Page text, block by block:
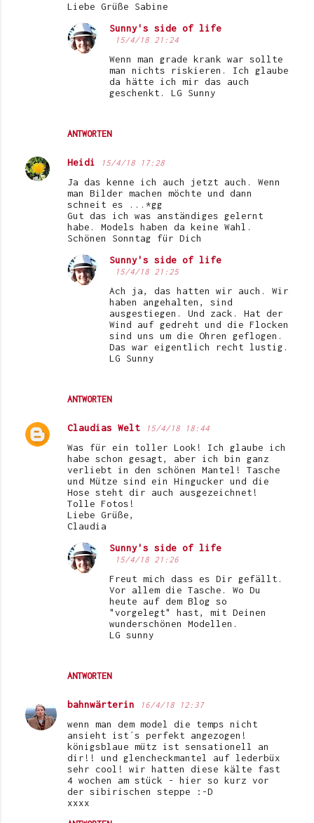
Liebe Grüße Sabine
ANTWORTEN
Sunny's side of life
15/4/18 21:24
Wenn man grade krank war sollte
man nichts riskieren. Ich glaube
da hätte ich mir das auch
geschenkt. LG Sunny
Heidi 15/4/18 17:28
Ja das kenne ich auch jetzt auch. Wenn
man Bilder machen möchte und dann
schneit es ...*gg
Gut das ich was anständiges gelernt
habe. Models haben da keine Wahl.
Schönen Sonntag für Dich
ANTWORTEN
Sunny's side of life
15/4/18 21:25
Ach ja, das hatten wir auch. Wir
haben angehalten, sind
ausgestiegen. Und zack. Hat der
Wind auf gedreht und die Flocken
sind uns um die Ohren geflogen.
Das war eigentlich recht lustig.
LG Sunny
Claudias Welt 15/4/18 18:44
Was für ein toller Look! Ich glaube ich
habe schon gesagt, aber ich bin ganz
verliebt in den schönen Mantel! Tasche
und Mütze sind ein Hingucker und die
Hose steht dir auch ausgezeichnet!
Tolle Fotos!
Liebe Grüße,
Claudia
ANTWORTEN
Sunny's side of life
15/4/18 21:26
Freut mich dass es Dir gefällt.
Vor allem die Tasche. Wo Du
heute auf dem Blog so
"vorgelegt" hast, mit Deinen
wunderschönen Modellen.
LG sunny
bahnwärterin 16/4/18 12:37
wenn man dem model die temps nicht
ansieht ist´s perfekt angezogen!
königsblaue mütz ist sensationell an
dir!! und glencheckmantel auf lederbüx
sehr cool! wir hatten diese kälte fast
4 wochen am stück - hier so kurz vor
der sibirischen steppe :-D
xxxx